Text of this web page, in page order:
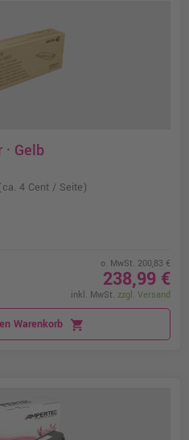
Gelb
4 Cent / Seite)
o. MwSt. 200,83 €
238,99 €
inkl. MwSt. zzgl. Versand
Warenkorb shopping_cart